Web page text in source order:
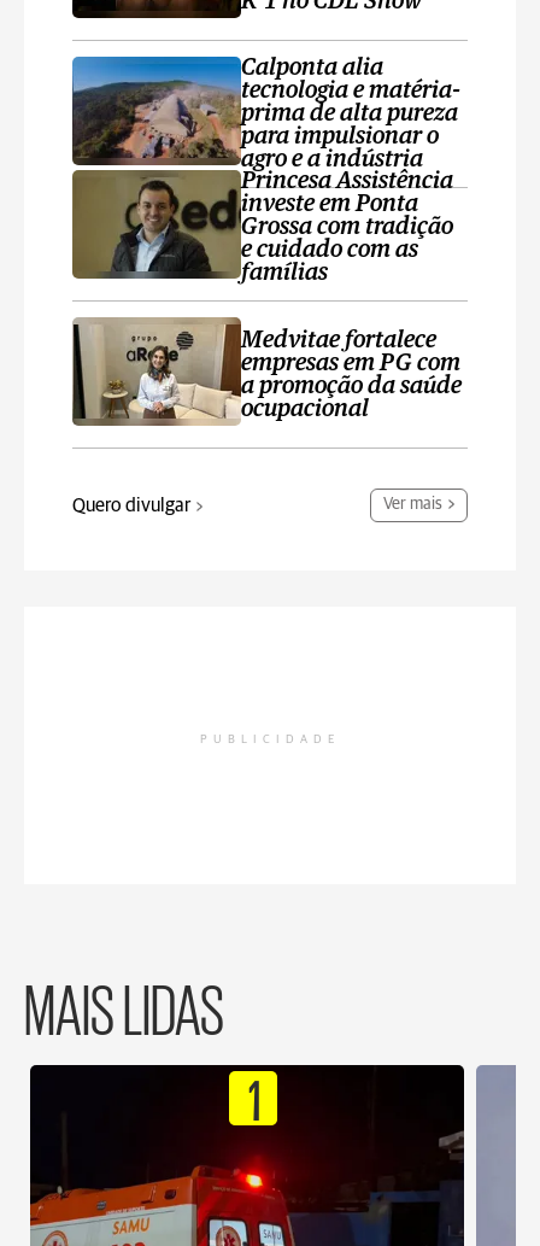
Calponta alia
tecnologia e matéria-
prima de alta pureza
para impulsionar o
agro e a indústria
Princesa Assistência
investe em Ponta
Grossa com tradição
e cuidado com as
famílias
Medvitae fortalece
empresas em PG com
a promoção da saúde
ocupacional
Quero divulgar Ver mais
PUBLICIDADE
MAIS LIDAS
1